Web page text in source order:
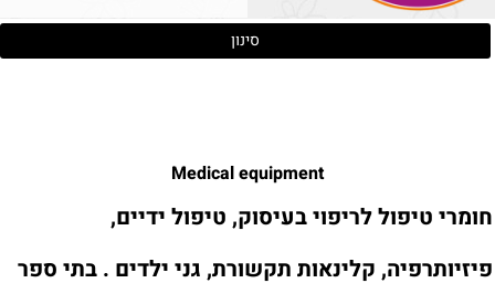
סינון
Medical equipment
טיפול לריפוי בעיסוק, טיפול ידיים,
קלינאות תקשורת, גני ילדים . בתי ספר